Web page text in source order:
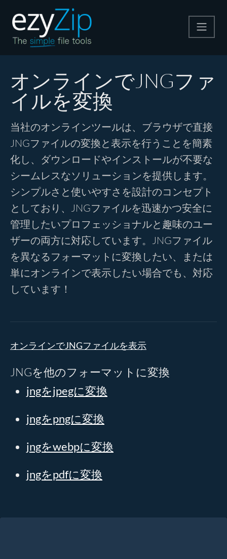
解凍する
変換する
その他のツール
オンラインでJNGファ
イルを変換
当社のオンラインツールは、ブラウザで直接
JNGファイルの変換と表示を行うことを簡素
化し、ダウンロードやインストールが不要な
シームレスなソリューションを提供します。
シンプルさと使いやすさを設計のコンセプト
としており、JNGファイルを迅速かつ安全に
管理したいプロフェッショナルと趣味のユー
ザーの両方に対応しています。JNGファイル
を異なるフォーマットに変換したい、または
単にオンラインで表示したい場合でも、対応
しています！
オンラインでJNGファイルを表示
JNGを他のフォーマットに変換
jngをjpegに変換
jngをpngに変換
jngをwebpに変換
jngをpdfに変換